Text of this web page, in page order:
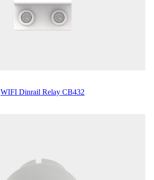
WIFI Dinrail Relay CB432